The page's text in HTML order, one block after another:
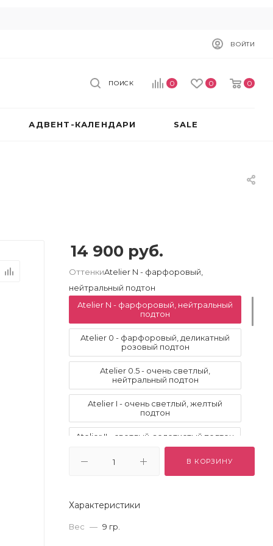
ВОЙТИ
0 0 0
ПОИСК
АДВЕНТ-КАЛЕНДАРИ SALE
14 900 руб.
ОттенкиAtelier N - фарфоровый,
нейтральный подтон
Atelier N - фарфоровый, нейтральный
подтон
Atelier 0 - фарфоровый, деликатный
розовый подтон
Atelier 0.5 - очень светлый,
нейтральный подтон
Atelier I - очень светлый, желтый
подтон
Atelier II - светлый, золотистый подтон
Atelier III - светлый средний,
персиковый подтон
Atelier V - теплый нюдовый,
В КОРЗИНУ
Характеристики
Вес — 9 гр.